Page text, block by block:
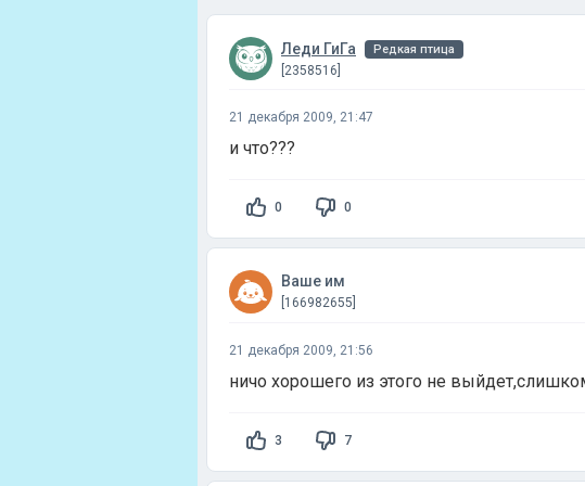
Леди ГиГа Редкая птица
[2358516]
21 декабря 2009, 21:47
и что???
0 0
Ваше им
[166982655]
21 декабря 2009, 21:56
ничо хорошего из этого не
3 7